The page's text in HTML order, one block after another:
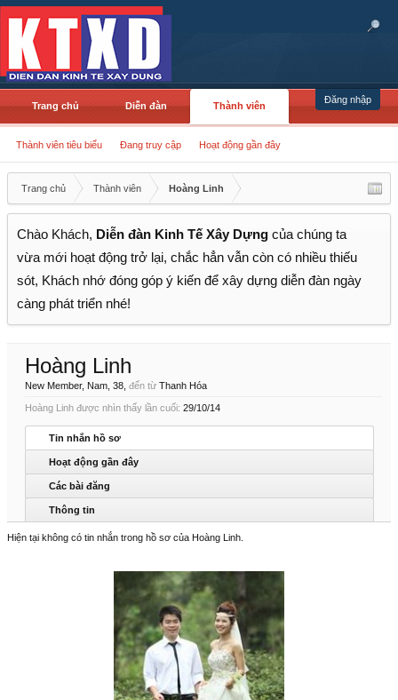
Đăng nhập
Trang chủ Diễn đàn Thành viên
Thành viên tiêu biểu Đang truy cập Hoạt động gần đây
Trang chủ Thành viên Hoàng Linh
Chào Khách, Diễn đàn Kinh Tế Xây Dựng của chúng ta
vừa mới hoạt động trở lại, chắc hẳn vẫn còn có nhiều thiếu
sót, Khách nhớ đóng góp ý kiến để xây dựng diễn đàn ngày
càng phát triển nhé!
Hoàng Linh
New Member, Nam, 38, đến từ Thanh Hóa
Hoàng Linh được nhìn thấy lần cuối: 29/10/14
Tin nhắn hồ sơ
Hoạt động gần đây
Các bài đăng
Thông tin
Hiện tại không có tin nhắn trong hồ sơ của Hoàng Linh.